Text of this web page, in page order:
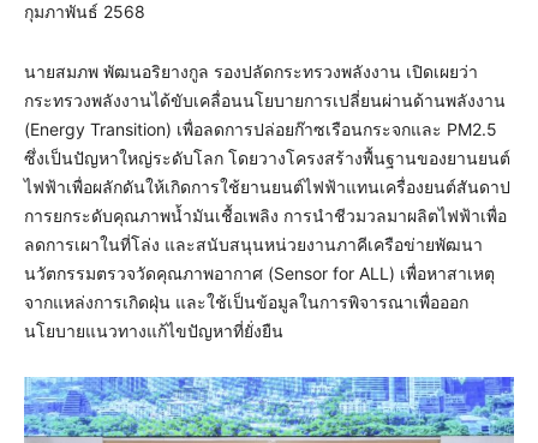
กุมภาพันธ์ 2568
นายสมภพ พัฒนอริยางกูล รองปลัดกระทรวงพลังงาน เปิดเผยว่า
กระทรวงพลังงานได้ขับเคลื่อนนโยบายการเปลี่ยนผ่านด้านพลังงาน
(Energy Transition) เพื่อลดการปล่อยก๊าซเรือนกระจกและ PM2.5
ซึ่งเป็นปัญหาใหญ่ระดับโลก โดยวางโครงสร้างพื้นฐานของยานยนต์
ไฟฟ้าเพื่อผลักดันให้เกิดการใช้ยานยนต์ไฟฟ้าแทนเครื่องยนต์สันดาป
การยกระดับคุณภาพน้ำมันเชื้อเพลิง การนำชีวมวลมาผลิตไฟฟ้าเพื่อ
ลดการเผาในที่โล่ง และสนับสนุนหน่วยงานภาคีเครือข่ายพัฒนา
นวัตกรรมตรวจวัดคุณภาพอากาศ (Sensor for ALL) เพื่อหาสาเหตุ
จากแหล่งการเกิดฝุ่น และใช้เป็นข้อมูลในการพิจารณาเพื่อออก
นโยบายแนวทางแก้ไขปัญหาที่ยั่งยืน